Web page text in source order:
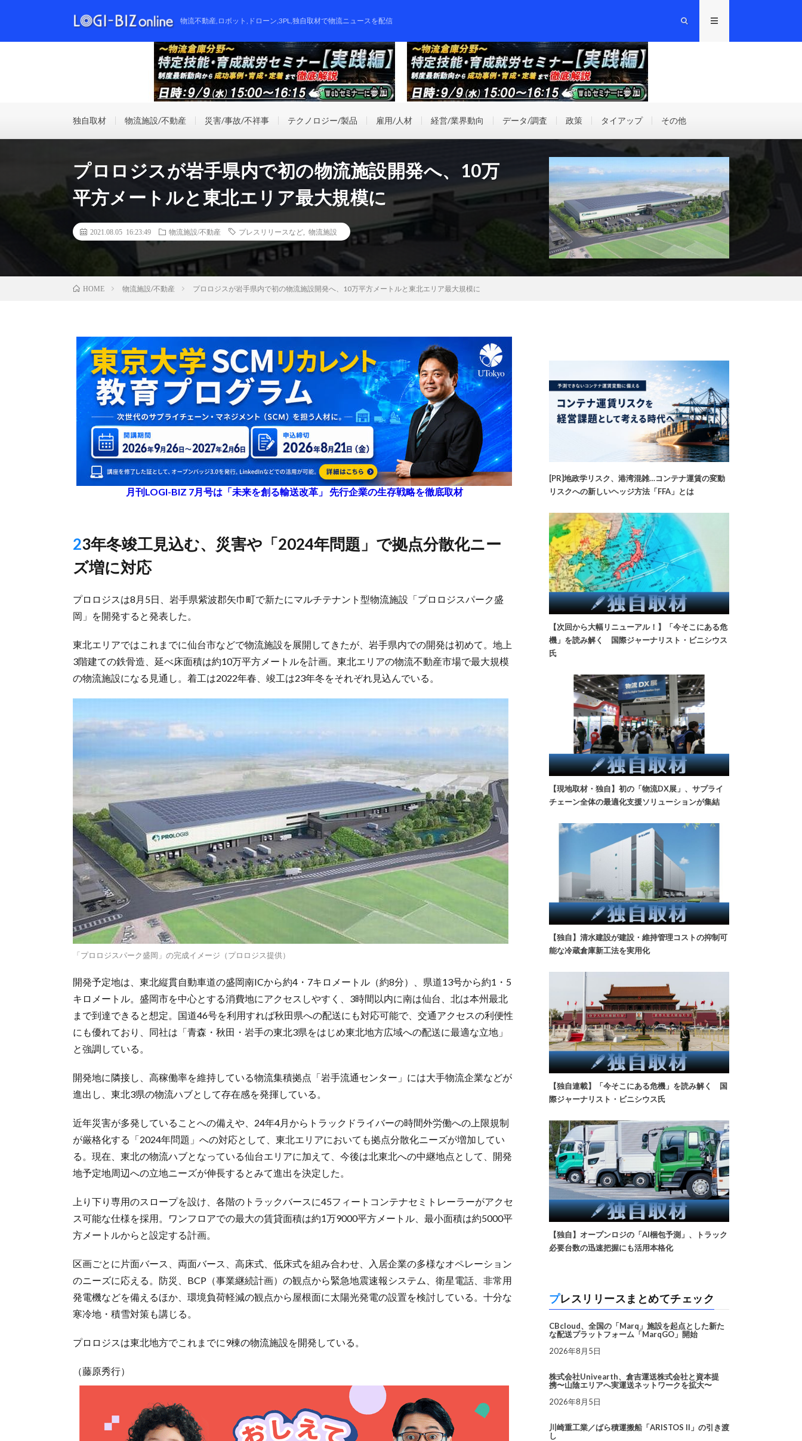
物流不動産,ロボット,ドローン,3PL,独自取材で物流ニュースを配信
独自取材 物流施設/不動産 災害/事故/不祥事 テクノロジー/製品 雇用/人材 経営/業界動向 データ/調査 政策 タイアップ その他
プロロジスが岩手県内で初の物流施設開発へ、10万
平方メートルと東北エリア最大規模に
2021.08.05 16:23:49 物流施設/不動産 プレスリリースなど 物流施設
HOME 物流施設/不動産 プロロジスが岩手県内で初の物流施設開発へ、10万平方メートルと東北エリア最大規模に
月刊LOGI-BIZ 7月号は「未来を創る輸送改革」 先行企業の生存戦略を徹底取材
23年冬竣工見込む、災害や「2024年問題」で拠点分散化ニー
ズ増に対応
プロロジスは8月5日、岩手県紫波郡矢巾町で新たにマルチテナント型物流施設「プロロジスパーク盛
岡」を開発すると発表した。
東北エリアではこれまでに仙台市などで物流施設を展開してきたが、岩手県内での開発は初めて。地上
3階建ての鉄骨造、延べ床面積は約10万平方メートルを計画。東北エリアの物流不動産市場で最大規模
の物流施設になる見通し。着工は2022年春、竣工は23年冬をそれぞれ見込んでいる。
「プロロジスパーク盛岡」の完成イメージ（プロロジス提供）
開発予定地は、東北縦貫自動車道の盛岡南ICから約4・7キロメートル（約8分）、県道13号から約1・5
キロメートル。盛岡市を中心とする消費地にアクセスしやすく、3時間以内に南は仙台、北は本州最北
まで到達できると想定。国道46号を利用すれば秋田県への配送にも対応可能で、交通アクセスの利便性
にも優れており、同社は「青森・秋田・岩手の東北3県をはじめ東北地方広域への配送に最適な立地」
と強調している。
開発地に隣接し、高稼働率を維持している物流集積拠点「岩手流通センター」には大手物流企業などが
進出し、東北3県の物流ハブとして存在感を発揮している。
近年災害が多発していることへの備えや、24年4月からトラックドライバーの時間外労働への上限規制
が厳格化する「2024年問題」への対応として、東北エリアにおいても拠点分散化ニーズが増加してい
る。現在、東北の物流ハブとなっている仙台エリアに加えて、今後は北東北への中継地点として、開発
地予定地周辺への立地ニーズが伸長するとみて進出を決定した。
上り下り専用のスロープを設け、各階のトラックバースに45フィートコンテナセミトレーラーがアクセ
ス可能な仕様を採用。ワンフロアでの最大の賃貸面積は約1万9000平方メートル、最小面積は約5000平
方メートルからと設定する計画。
区画ごとに片面バース、両面バース、高床式、低床式を組み合わせ、入居企業の多様なオペレーション
のニーズに応える。防災、BCP（事業継続計画）の観点から緊急地震速報システム、衛星電話、非常用
発電機などを備えるほか、環境負荷軽減の観点から屋根面に太陽光発電の設置を検討している。十分な
寒冷地・積雪対策も講じる。
プロロジスは東北地方でこれまでに9棟の物流施設を開発している。
（藤原秀行）
[PR]地政学リスク、港湾混雑…コンテナ運賃の変動
リスクへの新しいヘッジ方法「FFA」とは
【次回から大幅リニューアル！】「今そこにある危
機」を読み解く 国際ジャーナリスト・ビニシウス
氏
【現地取材・独自】初の「物流DX展」、サプライ
チェーン全体の最適化支援ソリューションが集結
【独自】清水建設が建設・維持管理コストの抑制可
能な冷蔵倉庫新工法を実用化
【独自連載】「今そこにある危機」を読み解く 国
際ジャーナリスト・ビニシウス氏
【独自】オープンロジの「AI梱包予測」、トラック
必要台数の迅速把握にも活用本格化
プレスリリースまとめてチェック
CBcloud、全国の「Marq」施設を起点とした新た
な配送プラットフォーム「MarqGO」開始
2026年8月5日
株式会社Univearth、倉吉運送株式会社と資本提
携〜山陰エリアへ実運送ネットワークを拡大〜
2026年8月5日
川崎重工業／ばら積運搬船「ARISTOS II」の引き渡
し